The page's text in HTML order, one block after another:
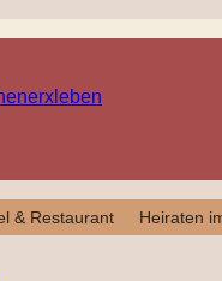
& Restaurant Heiraten